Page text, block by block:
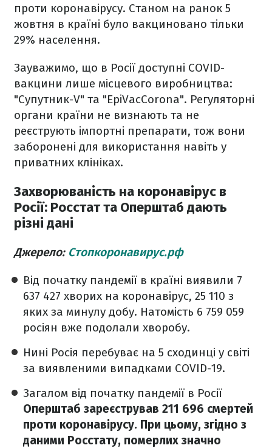
проти коронавірусу. Станом на ранок 5
жовтня в країні було вакциновано тільки
29% населення.
Зауважимо, що в Росії доступні COVID-
вакцини лише місцевого виробництва:
"Супутник-V" та "EpiVacCorona". Регуляторні
органи країни не визнають та не
реєструють імпортні препарати, тож вони
заборонені для використання навіть у
приватних клініках.
Захворюваність на коронавірус в
Росії: Росстат та Оперштаб дають
різні дані
Джерело: Стопкоронавирус.рф
Від початку пандемії в країні виявили 7
637 427 хворих на коронавірус, 25 110 з
яких за минулу добу. Натомість 6 759 059
росіян вже подолали хворобу.
Нині Росія перебуває на 5 сходинці у світі
за виявленими випадками COVID-19.
Загалом від початку пандемії в Росії
Оперштаб зареєстрував 211 696 смертей
проти коронавірусу. При цьому, згідно з
даними Росстату, померлих значно